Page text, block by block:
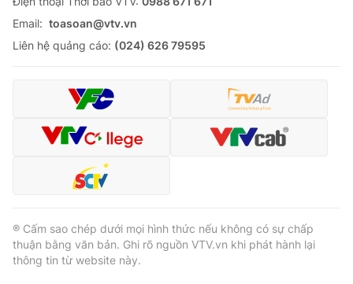
Email: toasoan@vtv.vn
Liên hệ quảng cáo: (024) 626 79595
® Cấm sao chép dưới mọi hình thức nếu không có sự chấp
thuận bằng văn bản. Ghi rõ nguồn VTV.vn khi phát hành lại
thông tin từ website này.